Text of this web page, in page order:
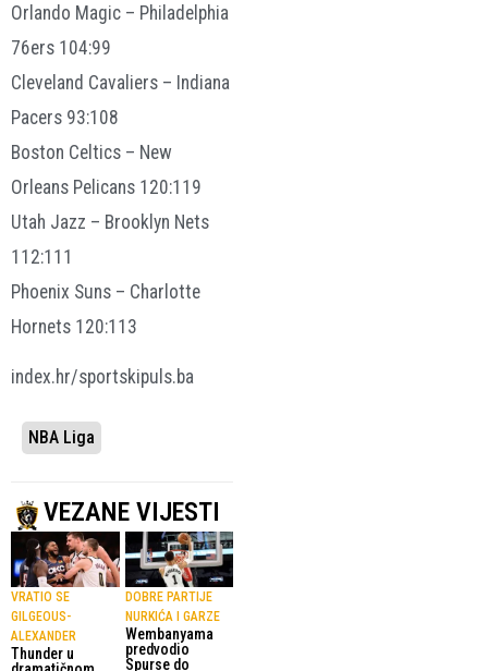
Orlando Magic – Philadelphia
76ers 104:99
Cleveland Cavaliers – Indiana
Pacers 93:108
Boston Celtics – New
Orleans Pelicans 120:119
Utah Jazz – Brooklyn Nets
112:111
Phoenix Suns – Charlotte
Hornets 120:113
index.hr/sportskipuls.ba
NBA Liga
VEZANE VIJESTI
VRATIO SE
GILGEOUS-
ALEXANDER
Thunder u
DOBRE PARTIJE
NURKIĆA I GARZE
Wembanyama
predvodio
Spurse do